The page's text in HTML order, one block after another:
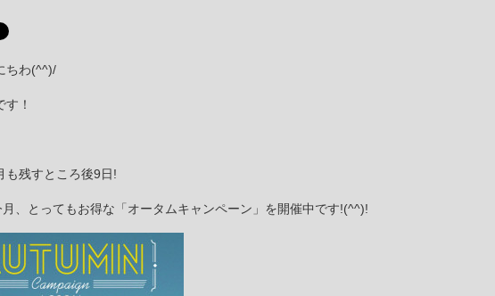
ちわ(^^)/
！
も残すところ後9日!
月、とってもお得な「オータムキャンペーン」を開催中です!(^^)!